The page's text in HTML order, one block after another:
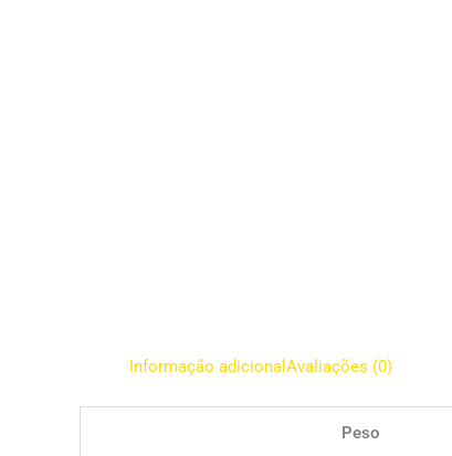
Informação adicional Avaliações (0)
Peso